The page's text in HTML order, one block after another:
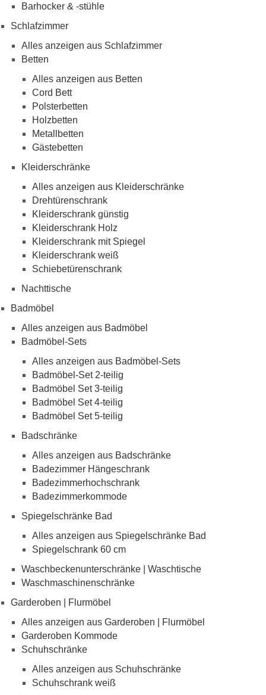
Barhocker & -stühle
Schlafzimmer
Alles anzeigen aus Schlafzimmer
Betten
Alles anzeigen aus Betten
Cord Bett
Polsterbetten
Holzbetten
Metallbetten
Gästebetten
Kleiderschränke
Alles anzeigen aus Kleiderschränke
Drehtürenschrank
Kleiderschrank günstig
Kleiderschrank Holz
Kleiderschrank mit Spiegel
Kleiderschrank weiß
Schiebetürenschrank
Nachttische
Badmöbel
Alles anzeigen aus Badmöbel
Badmöbel-Sets
Alles anzeigen aus Badmöbel-Sets
Badmöbel-Set 2-teilig
Badmöbel Set 3-teilig
Badmöbel Set 4-teilig
Badmöbel Set 5-teilig
Badschränke
Alles anzeigen aus Badschränke
Badezimmer Hängeschrank
Badezimmerhochschrank
Badezimmerkommode
Spiegelschränke Bad
Alles anzeigen aus Spiegelschränke Bad
Spiegelschrank 60 cm
Waschbeckenunterschränke | Waschtische
Waschmaschinenschränke
Garderoben | Flurmöbel
Alles anzeigen aus Garderoben | Flurmöbel
Garderoben Kommode
Schuhschränke
Alles anzeigen aus Schuhschränke
Schuhschrank weiß